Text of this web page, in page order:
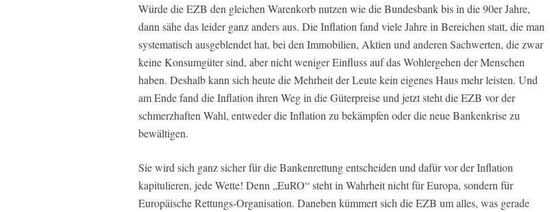
Würde die EZB den gleichen Warenkorb nutzen wie die Bundesbank bis in die 90er Jahre,
dann sähe das leider ganz anders aus. Die Inflation fand viele Jahre in Bereichen statt, die man
systematisch ausgeblendet hat, bei den Immobilien, Aktien und anderen Sachwerten, die zwar
keine Konsumgüter sind, aber nicht weniger Einfluss auf das Wohlergehen der Menschen
haben. Deshalb kann sich heute die Mehrheit der Leute kein eigenes Haus mehr leisten. Und
am Ende fand die Inflation ihren Weg in die Güterpreise und jetzt steht die EZB vor der
schmerzhaften Wahl, entweder die Inflation zu bekämpfen oder die neue Bankenkrise zu
bewältigen.
Sie wird sich ganz sicher für die Bankenrettung entscheiden und dafür vor der Inflation
kapitulieren, jede Wette! Denn „EuRO“ steht in Wahrheit nicht für Europa, sondern für
Europäische Rettungs-Organisation. Daneben kümmert sich die EZB um alles, was gerade